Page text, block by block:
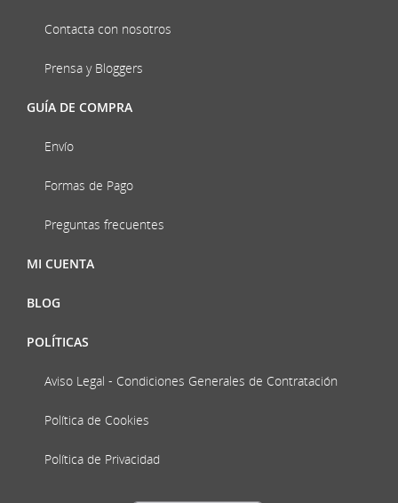
Contacta con nosotros
Prensa y Bloggers
GUÍA DE COMPRA
Envío
Formas de Pago
Preguntas frecuentes
MI CUENTA
BLOG
POLÍTICAS
Aviso Legal - Condiciones Generales de Contratación
Política de Cookies
Política de Privacidad